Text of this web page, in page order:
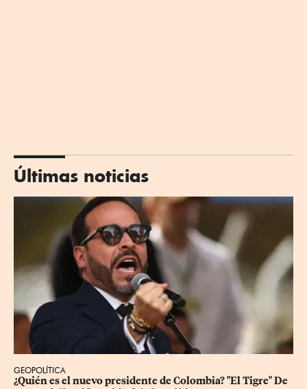
Últimas noticias
GEOPOLÍTICA
¿Quién es el nuevo presidente de Colombia? "El Tigre" De